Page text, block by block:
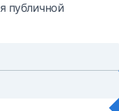
публичной